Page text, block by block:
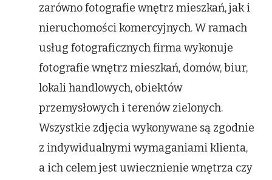
zarówno fotografie wnętrz mieszkań, jak i
nieruchomości komercyjnych. W ramach
usług fotograficznych firma wykonuje
fotografie wnętrz mieszkań, domów, biur,
lokali handlowych, obiektów
przemysłowych i terenów zielonych.
Wszystkie zdjęcia wykonywane są zgodnie
z indywidualnymi wymaganiami klienta,
a ich celem jest uwiecznienie wnętrza czy